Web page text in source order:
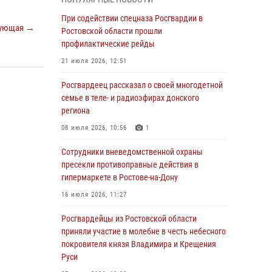
→
Росгвардейцы из Ростовской области
приняли участие в молебне в честь небесного
покровителя князя Владимира и Крещения
При содействии спецназа Росгвардии в
Ростовской области прошли
профилактические рейды
В Ростовской области экипаж
вневедомственной охраны задержал
17 июля 2026, 07:24
Сотрудники вневедомственной охраны
пресекли противоправные действия в
При содействии спецназа Росгвардии в
Ростовской области прошли
профилактические рейды
21 июля 2026, 12:51
Росгвардеец рассказал о своей многодетной
семье в теле- и радиоэфирах донского
региона
08 июля 2026, 10:56 1
Сотрудники вневедомственной охраны
пресекли противоправные действия в
гипермаркете в Ростове-на-Дону
16 июля 2026, 11:27
Росгвардейцы из Ростовской области
приняли участие в молебне в честь небесного
покровителя князя Владимира и Крещения
Руси